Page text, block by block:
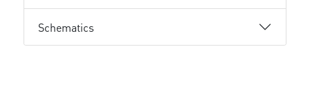
Schematics